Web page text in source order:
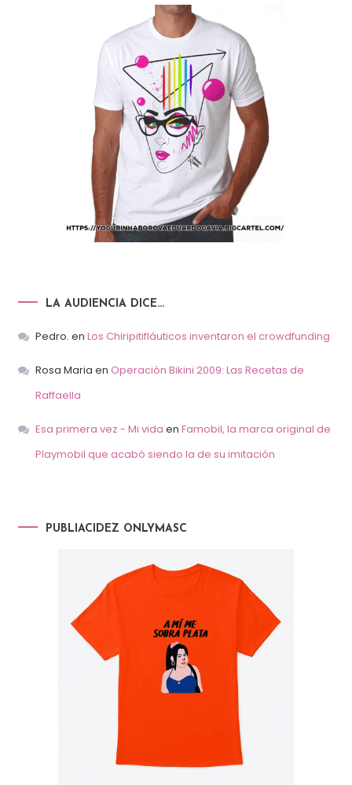
LA AUDIENCIA DICE…
Pedro. en Los Chiripitifláuticos inventaron el crowdfunding
Rosa Maria en Operación Bikini 2009: Las Recetas de
Raffaella
Esa primera vez - Mi vida en Famobil, la marca original de
Playmobil que acabó siendo la de su imitación
PUBLIACIDEZ ONLYMASC